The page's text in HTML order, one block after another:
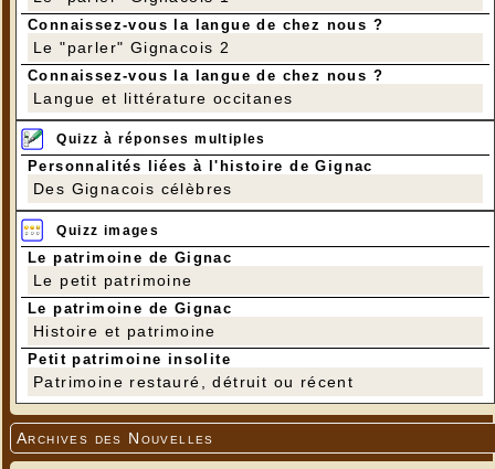
Connaissez-vous la langue de chez nous ?
Le "parler" Gignacois 2
Connaissez-vous la langue de chez nous ?
Langue et littérature occitanes
Quizz à réponses multiples
Personnalités liées à l'histoire de Gignac
Des Gignacois célèbres
Quizz images
Le patrimoine de Gignac
Le petit patrimoine
Le patrimoine de Gignac
Histoire et patrimoine
Petit patrimoine insolite
Patrimoine restauré, détruit ou récent
Archives des Nouvelles